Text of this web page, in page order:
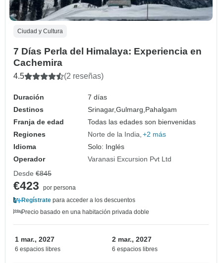
Ciudad y Cultura
7 Días Perla del Himalaya: Experiencia en
Cachemira
4.5 (2 reseñas)
Duración
7 días
Destinos
Srinagar,Gulmarg, Pahalgam
Franja de edad
Todas las edades son bienvenidas
Regiones
Norte de la India +2 más
Idioma
Solo: Inglés
Operador
Varanasi Excursion Pvt Ltd
Desde €845
€423
por persona
Regístrate para acceder a los descuentos
Precio basado en una habitación privada doble
1 mar., 2027
6 espacios libres
2 mar., 2027
6 espacios libres